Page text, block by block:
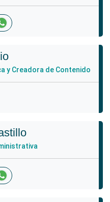
y Creadora de Contenido